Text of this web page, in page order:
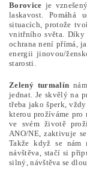
Borovice je
laskavost. Pomáhá
situacích, protože
vnitřního světa.
ochrana není přímá,
energii jinovou/
starosti.
Zelený turmalín
jednat. Je skvělý na
třeba jako šperk,
kterou prožíváme
ve svém životě
ANO/NE, zaktivuje
Takže když se nám
návštěva, stačí si
silný, návštěva se